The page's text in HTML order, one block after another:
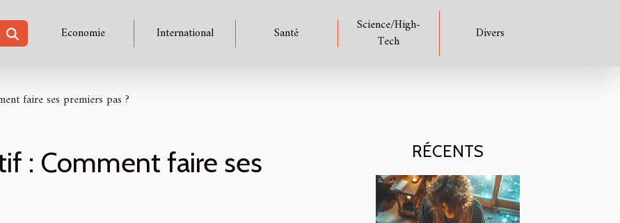
Economie International Santé
Science/High-
Tech
Divers
faire ses premiers pas ?
: Comment faire ses
RÉCENTS